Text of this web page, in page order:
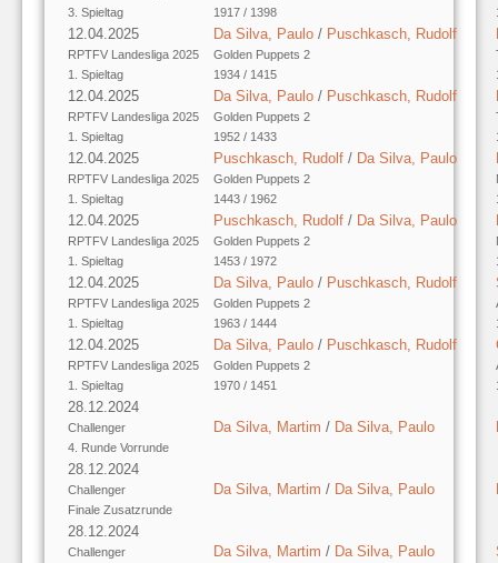
3. Spieltag
1917 / 1398
12.04.2025
RPTFV Landesliga 2025
1. Spieltag
Da Silva, Paulo / Puschkasch, Rudolf
Golden Puppets 2
1934 / 1415
12.04.2025
RPTFV Landesliga 2025
1. Spieltag
Da Silva, Paulo / Puschkasch, Rudolf
Golden Puppets 2
1952 / 1433
12.04.2025
RPTFV Landesliga 2025
1. Spieltag
Puschkasch, Rudolf / Da Silva, Paulo
Golden Puppets 2
1443 / 1962
12.04.2025
RPTFV Landesliga 2025
1. Spieltag
Puschkasch, Rudolf / Da Silva, Paulo
Golden Puppets 2
1453 / 1972
12.04.2025
RPTFV Landesliga 2025
1. Spieltag
Da Silva, Paulo / Puschkasch, Rudolf
Golden Puppets 2
1963 / 1444
12.04.2025
RPTFV Landesliga 2025
1. Spieltag
Da Silva, Paulo / Puschkasch, Rudolf
Golden Puppets 2
1970 / 1451
28.12.2024
Challenger
4. Runde Vorrunde
Da Silva, Martim / Da Silva, Paulo
28.12.2024
Challenger
Finale Zusatzrunde
Da Silva, Martim / Da Silva, Paulo
28.12.2024
Challenger
Da Silva, Martim / Da Silva, Paulo